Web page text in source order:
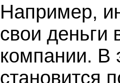
Например,
свои деньги
компании. В
становится